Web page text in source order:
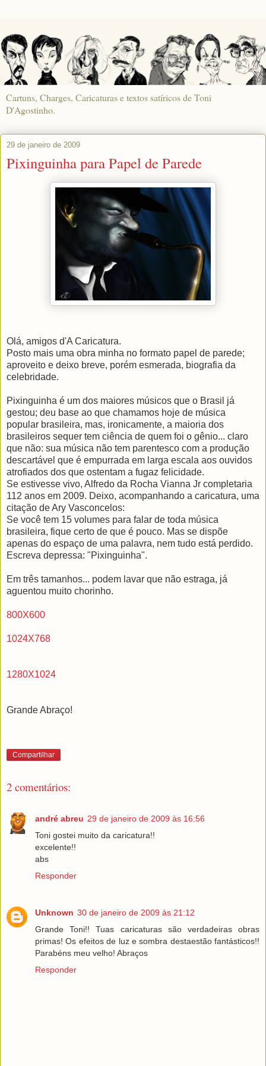
Cartuns, Charges, Caricaturas e textos satíricos de Toni
D'Agostinho.
29 de janeiro de 2009
Pixinguinha para Papel de Parede
Olá, amigos d'A Caricatura.
Posto mais uma obra minha no formato papel de parede;
aproveito e deixo breve, porém esmerada, biografia da
celebridade.
Pixinguinha é um dos maiores músicos que o Brasil já
gestou; deu base ao que chamamos hoje de música
popular brasileira, mas, ironicamente, a maioria dos
brasileiros sequer tem ciência de quem foi o gênio... claro
que não: sua música não tem parentesco com a produção
descartável que é empurrada em larga escala aos ouvidos
atrofiados dos que ostentam a fugaz felicidade.
Se estivesse vivo, Alfredo da Rocha Vianna Jr completaria
112 anos em 2009. Deixo, acompanhando a caricatura, uma
citação de Ary Vasconcelos:
Se você tem 15 volumes para falar de toda música
brasileira, fique certo de que é pouco. Mas se dispõe
apenas do espaço de uma palavra, nem tudo está perdido.
Escreva depressa: "Pixinguinha".
Em três tamanhos... podem lavar que não estraga, já
aguentou muito chorinho.
800X600
1024X768
1280X1024
Grande Abraço!
Compartilhar
2 comentários:
andré abreu 29 de janeiro de 2009 às 16:56
Toni gostei muito da caricatura!!
excelente!!
abs
Responder
Unknown 30 de janeiro de 2009 às 21:12
Grande Toni!! Tuas caricaturas são verdadeiras obras
primas! Os efeitos de luz e sombra destaestão fantásticos!!
Parabéns meu velho! Abraços
Responder